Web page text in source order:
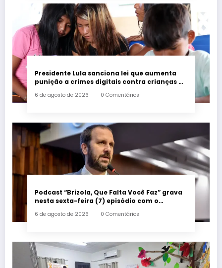
Presidente Lula sanciona lei que aumenta
punição a crimes digitais contra crianças é
6 de agosto de 2026 0 Comentários
Podcast “Brizola, Que Falta Você Faz” grava
nesta sexta-feira (7) episódio com o
6 de agosto de 2026 0 Comentários